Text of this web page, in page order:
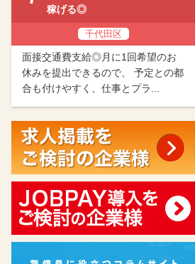
稼げる◎
千代田区
面接交通費支給◎月に1回希望のお
休みを提出できるので、 予定との都
合も付けやすく、仕事とプラ...